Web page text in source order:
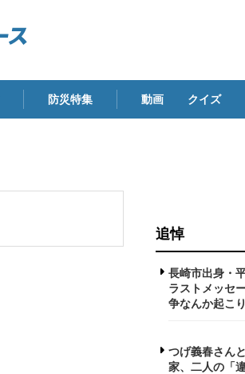
防災特集 動画 クイズ
追悼
長崎市出身・
ラストメッセ
争なんか起こ
つげ義春さん
家、二人の「